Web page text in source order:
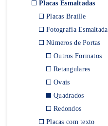
Placas Esmaltadas
Placas Braille
Fotografia Esmaltada
Números de Portas
Outros Formatos
Retangulares
Ovais
Quadrados
Redondos
Placas com texto